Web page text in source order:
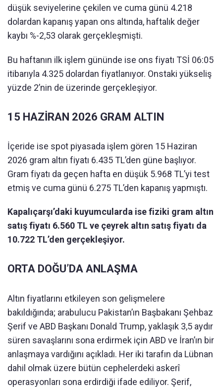
düşük seviyelerine çekilen ve cuma günü 4.218
dolardan kapanış yapan ons altında, haftalık değer
kaybı %-2,53 olarak gerçekleşmişti.
Bu haftanın ilk işlem gününde ise ons fiyatı TSİ 06:05
itibarıyla 4.325 dolardan fiyatlanıyor. Onstaki yükseliş
yüzde 2’nin de üzerinde gerçekleşiyor.
15 HAZİRAN 2026 GRAM ALTIN
İçeride ise spot piyasada işlem gören 15 Haziran
2026 gram altın fiyatı 6.435 TL’den güne başlıyor.
Gram fiyatı da geçen hafta en düşük 5.968 TL’yi test
etmiş ve cuma günü 6.275 TL’den kapanış yapmıştı.
Kapalıçarşı’daki kuyumcularda ise fiziki gram altın
satış fiyatı 6.560 TL ve çeyrek altın satış fiyatı da
10.722 TL’den gerçekleşiyor.
ORTA DOĞU’DA ANLAŞMA
Altın fiyatlarını etkileyen son gelişmelere
bakıldığında; arabulucu Pakistan’ın Başbakanı Şehbaz
Şerif ve ABD Başkanı Donald Trump, yaklaşık 3,5 aydır
süren savaşlarını sona erdirmek için ABD ve İran’ın bir
anlaşmaya vardığını açıkladı. Her iki tarafın da Lübnan
dahil olmak üzere bütün cephelerdeki askerî
operasyonları sona erdirdiği ifade ediliyor. Şerif,